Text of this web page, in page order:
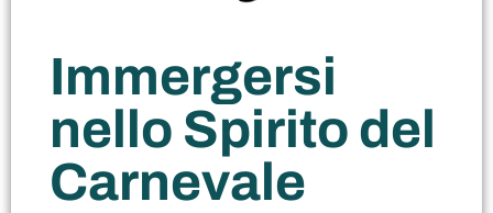
Immergersi
nello Spirito del
Carnevale